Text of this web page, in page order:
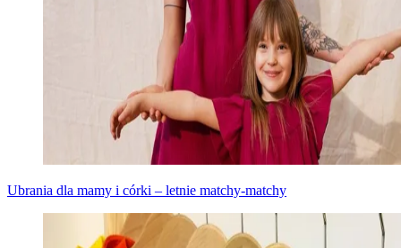
Ubrania dla mamy i córki – letnie matchy-matchy